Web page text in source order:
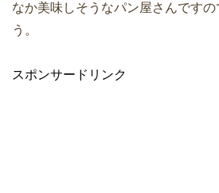
なか美味しそうなパン屋さんです
う。
スポンサードリンク